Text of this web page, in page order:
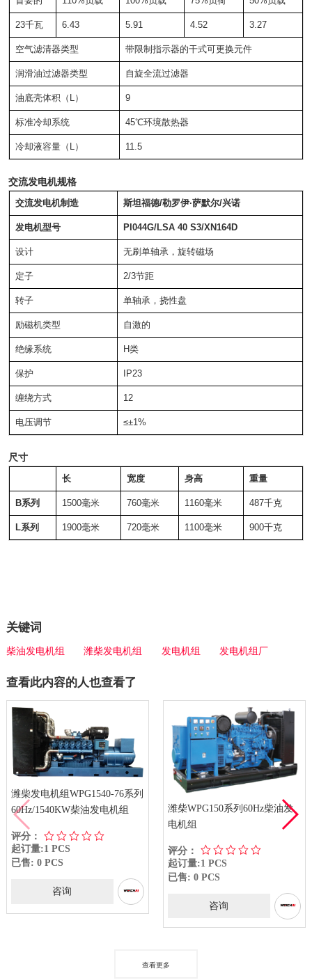
23千瓦 6.43 5.91 4.52 3.27
空气滤清器类型 带限制指示器的干式可更换元件
润滑油过滤器类型 自旋全流过滤器
油底壳体积（L） 9
标准冷却系统 45℃环境散热器
冷却液容量（L） 11.5
交流发电机规格
交流发电机制造 斯坦福德/勒罗伊·萨默尔/兴诺
发电机型号 PI044G/LSA 40 S3/XN164D
设计 无刷单轴承，旋转磁场
定子 2/3节距
转子 单轴承，挠性盘
励磁机类型 自激的
绝缘系统 H类
保护 IP23
缠绕方式 12
电压调节 ≤±1%
尺寸
长 宽度 身高 重量
B系列 1500毫米 760毫米 1160毫米 487千克
L系列 1900毫米 720毫米 1100毫米 900千克
关键词
柴油发电机组 潍柴发电机组 发电机组 发电机组厂
查看此内容的人也查看了
潍柴发电机组WPG1540-76系列
60Hz/1540KW柴油发电机组
评分：
起订量:1 PCS
已售: 0 PCS
咨询
潍柴WPG150系列60Hz柴油发
电机组
评分：
起订量:1 PCS
已售: 0 PCS
咨询
查看更多